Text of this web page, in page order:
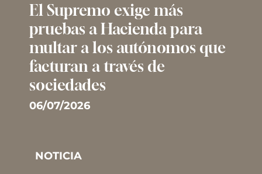
El Supremo exige más
pruebas a Hacienda para
multar a los autónomos que
facturan a través de
sociedades
06/07/2026
NOTICIA